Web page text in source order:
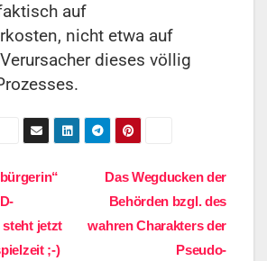
auf
nicht etwa auf
dieses völlig
Das Wegducken der
Behörden bzgl. des
wahren Charakters der
Pseudo-
steht jetzt
;-)